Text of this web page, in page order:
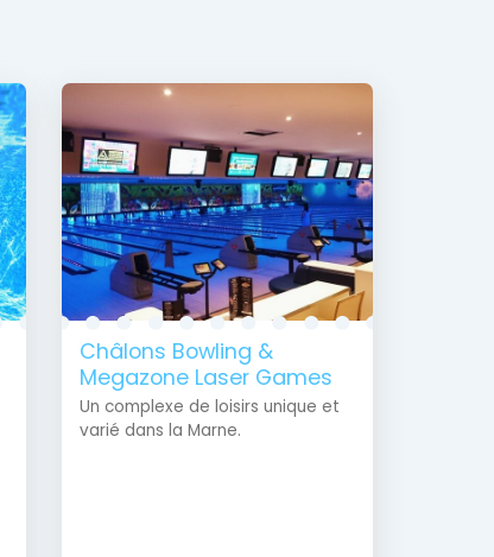
Châlons Bowling &
Megazone Laser Games
Un complexe de loisirs unique et
varié dans la Marne.